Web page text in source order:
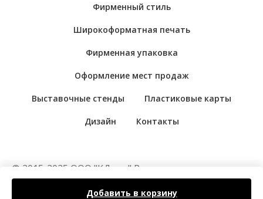
Добавить в корзину
Фирменный стиль
Широкоформатная печать
Фирменная упаковка
Оформление мест продаж
Выставочные стенды Пластиковые карты
Дизайн Контакты
© 2015-2025 ООО "КДама" Рекламно-
производственная компания "Козырная Дама".
Цены на сайте носят справочный характер. Не